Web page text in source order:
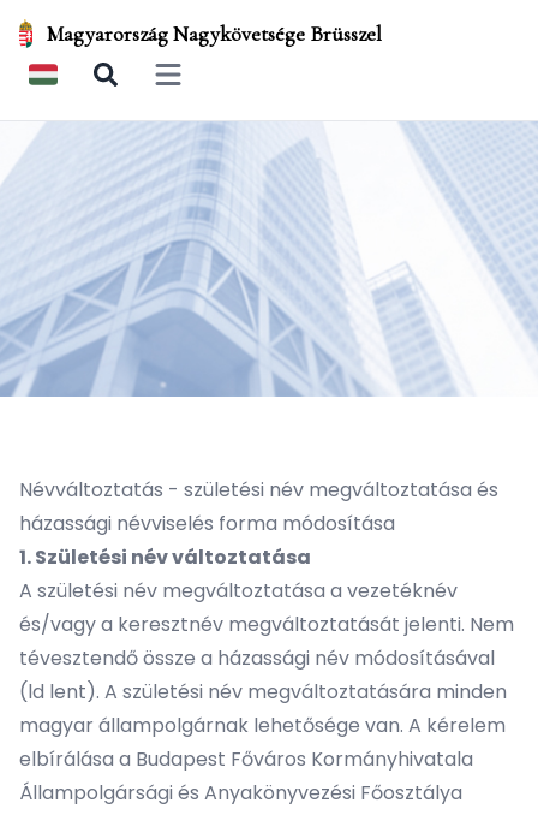
Magyarország Nagykövetsége Brüsszel
Open main menu
Névváltoztatás - születési név megváltoztatása és
házassági névviselés forma módosítása
1. Születési név változtatása
A születési név megváltoztatása a vezetéknév
és/vagy a keresztnév megváltoztatását jelenti. Nem
tévesztendő össze a házassági név módosításával
(ld lent). A születési név megváltoztatására minden
magyar állampolgárnak lehetősége van. A kérelem
elbírálása a Budapest Főváros Kormányhivatala
Állampolgársági és Anyakönyvezési Főosztálya